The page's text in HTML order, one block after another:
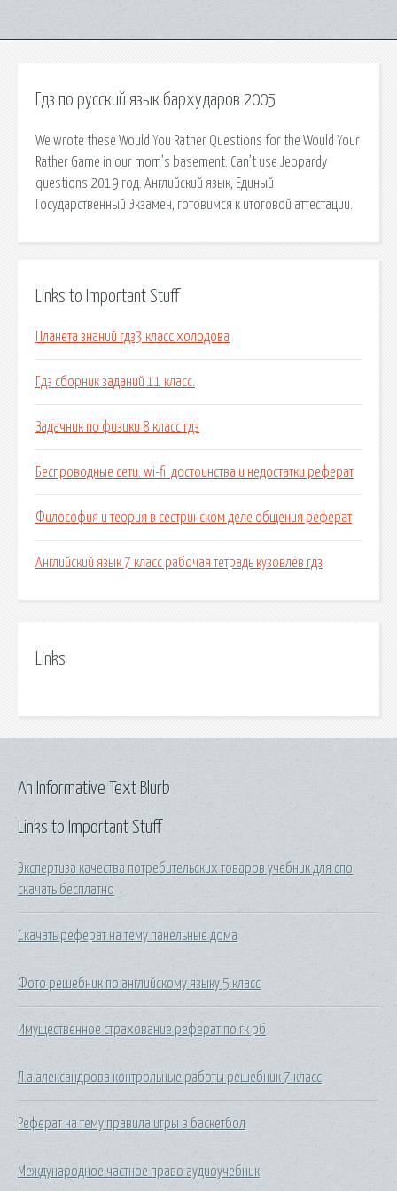
Гдз по русский язык бархударов 2005
We wrote these Would You Rather Questions for the Would Your
Rather Game in our mom’s basement. Can’t use Jeopardy
questions 2019 год. Английский язык, Единый
Государственный Экзамен, готовимся к итоговой аттестации.
Links to Important Stuff
Планета знаний гдз3 класс холодова
Гдз сборник заданий 11 класс.
Задачник по физики 8 класс гдз
Беспроводные сети. wi-fi. достоинства и недостатки реферат
Философия и теория в сестринском деле общения реферат
Английский язык 7 класс рабочая тетрадь кузовлёв гдз
Links
Links to Important Stuff
Экспертиза качества потребительских товаров учебник для спо
скачать бесплатно
Скачать реферат на тему панельные дома
Фото решебник по английскому языку 5 класс
Имущественное страхование реферат по гк рб
Л.а.александрова контрольные работы решебник 7 класс
Реферат на тему правила игры в баскетбол
Международное частное право аудиоучебник
An Informative Text Blurb